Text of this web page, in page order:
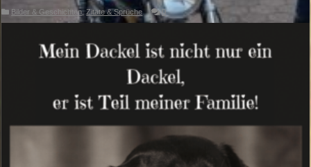
Bilder & Geschichten,Zitate & Sprüche 0